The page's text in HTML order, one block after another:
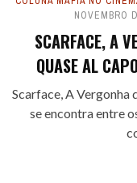
NOVEMBRO
SCARFACE, A
QUASE AL
Scarface, A Vergonha
se encontra entre